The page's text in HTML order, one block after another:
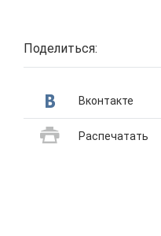
Поделиться:
Вконтакте
Распечатать